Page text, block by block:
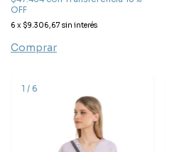
OFF
6 x $9.306,67 sin interés
Comprar
1 / 6